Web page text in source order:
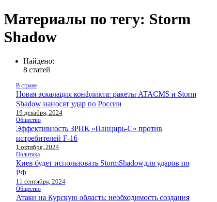
Материалы по тегу: Storm
Shadow
Найдено:
8 статей
В стране
Новая эскалация конфликта: ракеты ATACMS и Storm
Shadow наносят удар по России
19 декабря, 2024
Общество
Эффективность ЗРПК «Панцирь-С» против
истребителей F-16
1 октября, 2024
Политика
Киев будет использовать StormShadowдля ударов по
РФ
11 сентября, 2024
Общество
Атаки на Курскую область: необходимость создания